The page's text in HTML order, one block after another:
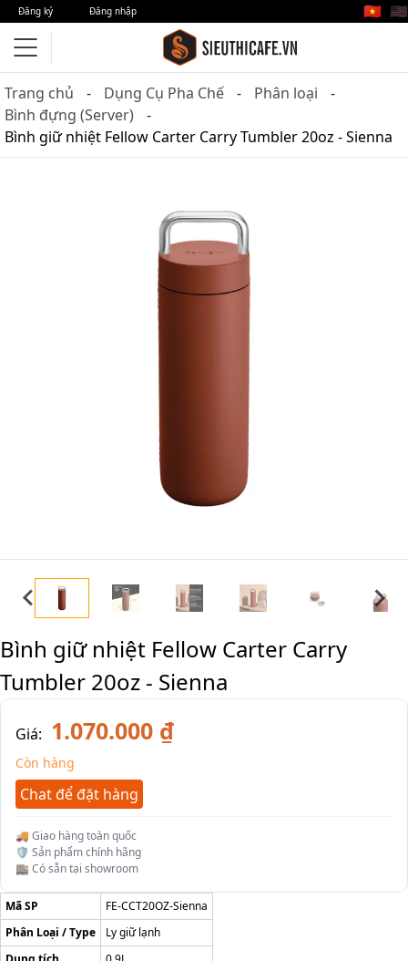
Đăng ký Đăng nhập 🇻🇳 🇺🇸
Trang chủ Dụng Cụ Pha Chế
Phân loại
Bình đựng (Server)
Bình giữ nhiệt Fellow Carter Carry Tumbler 20oz - Sienna
Bình giữ nhiệt Fellow Carter Carry
Tumbler 20oz - Sienna
Giá: 1.070.000 ₫
Còn hàng
Chat để đặt hàng
🚚 Giao hàng toàn quốc
🛡️ Sản phẩm chính hãng
🏬 Có sẵn tại showroom
Mã SP
FE-CCT20OZ-Sienna
Phân Loại / Type
Ly giữ lạnh